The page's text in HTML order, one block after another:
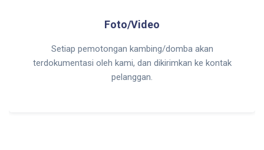
Foto/Video
Setiap pemotongan kambing/domba akan
terdokumentasi oleh kami, dan dikirimkan ke kontak
pelanggan.